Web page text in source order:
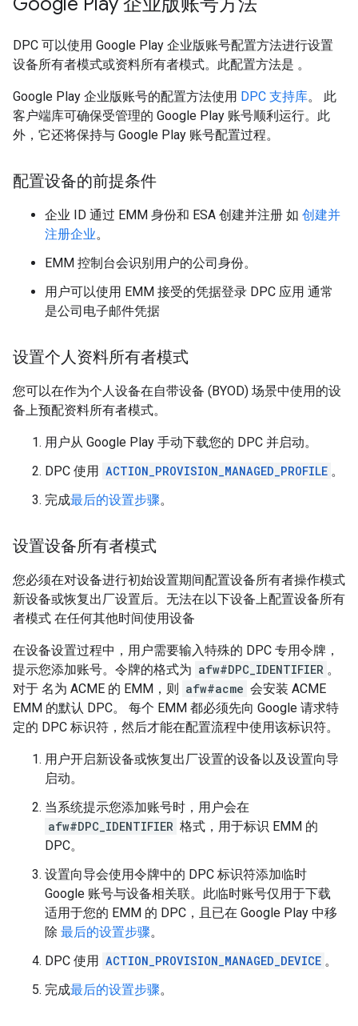
DPC 可以使用 Google Play 企业版账号配置方法进行设置
设备所有者模式或资料所有者模式。此配置方法是 。
Google Play 企业版账号的配置方法使用 DPC 支持库。 此
客户端库可确保受管理的 Google Play 账号顺利运行。此
外，它还将保持与 Google Play 账号配置过程。
配置设备的前提条件
企业 ID 通过 EMM 身份和 ESA 创建并注册 如 创建并
注册企业。
EMM 控制台会识别用户的公司身份。
用户可以使用 EMM 接受的凭据登录 DPC 应用 通常
是公司电子邮件凭据
设置个人资料所有者模式
您可以在作为个人设备在自带设备 (BYOD) 场景中使用的设
备上预配资料所有者模式。
用户从 Google Play 手动下载您的 DPC 并启动。
DPC 使用 ACTION_PROVISION_MANAGED_PROFILE 。
完成最后的设置步骤。
设置设备所有者模式
您必须在对设备进行初始设置期间配置设备所有者操作模式
新设备或恢复出厂设置后。无法在以下设备上配置设备所有
者模式 在任何其他时间使用设备
在设备设置过程中，用户需要输入特殊的 DPC 专用令牌，
提示您添加账号。令牌的格式为 afw#DPC_IDENTIFIER 。
对于 名为 ACME 的 EMM，则 afw#acme 会安装 ACME
EMM 的默认 DPC。 每个 EMM 都必须先向 Google 请求特
定的 DPC 标识符，然后才能在配置流程中使用该标识符。
用户开启新设备或恢复出厂设置的设备以及设置向导
启动。
当系统提示您添加账号时，用户会在
afw#DPC_IDENTIFIER 格式，用于标识 EMM 的
DPC。
设置向导会使用令牌中的 DPC 标识符添加临时
Google 账号与设备相关联。此临时账号仅用于下载
适用于您的 EMM 的 DPC，且已在 Google Play 中移
除 最后的设置步骤。
DPC 使用 ACTION_PROVISION_MANAGED_DEVICE 。
完成最后的设置步骤。